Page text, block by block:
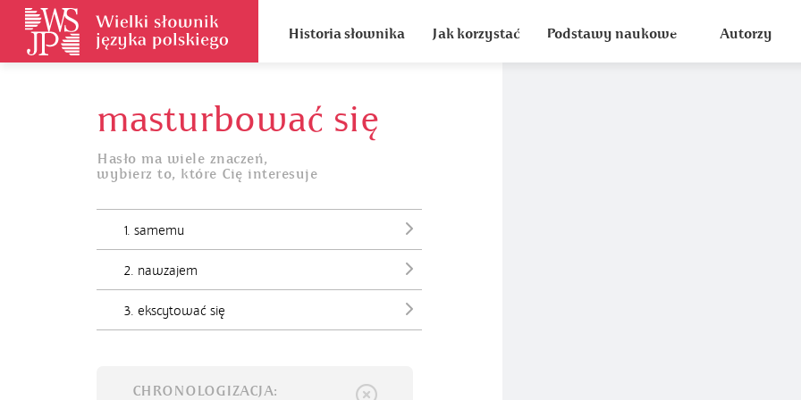
Historia słownika Jak korzystać Podstawy naukowe Autorzy
masturbować się
Hasło ma wiele znaczeń,
wybierz to, które Cię interesuje
1. samemu
2. nawzajem
3. ekscytować się
CHRONOLOGIZACJA: